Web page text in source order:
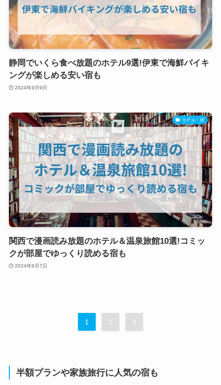
静岡でいくら食べ放題のホテル9選!伊東で海鮮バイキ
ングが楽しめる安い宿も
2024年9月9日
ホテル・宿
関西で漫画読み放題のホテル＆温泉旅館10選!コミッ
クが部屋でゆっくり読める宿も
2024年9月7日
1 2 3
半額プランや家族旅行に人気の宿も